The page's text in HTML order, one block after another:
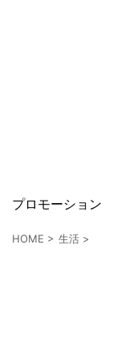
プロモーション
HOME > 生活 >